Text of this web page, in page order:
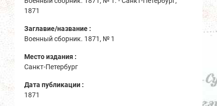
1871
Заглавие/название :
Военный сборник. 1871, № 1
Место издания :
Санкт-Петербург
Дата публикации :
1871